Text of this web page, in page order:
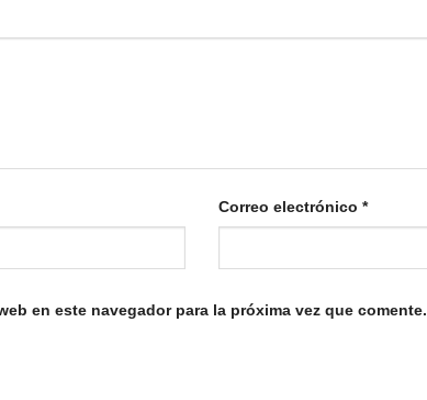
Correo electrónico *
en este navegador para la próxima vez que comente.